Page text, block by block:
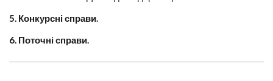
5. Конкурсні справи.
6. Поточні справи.